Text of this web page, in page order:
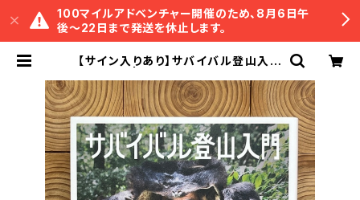
100マイルアドベンチャー開催のため、8月6日午
後〜22日まで発送を休止します。
【サイン入りあり】サバイバル登山入門